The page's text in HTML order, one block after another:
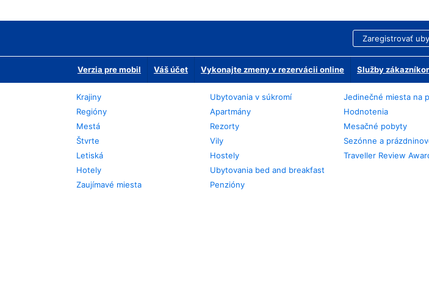
Zaregistrovať
Verzia pre mobil Váš účet Vykonajte zmeny v rezervácii online Služby
Krajiny
Regióny
Mestá
Štvrte
Letiská
Hotely
Zaujímavé miesta
Ubytovania v súkromí
Apartmány
Rezorty
Vily
Hostely
Ubytovania bed and breakfast
Penzióny
Jedinečné miesta na
Hodnotenia
Mesačné pobyty
Sezónne a
Traveller Review